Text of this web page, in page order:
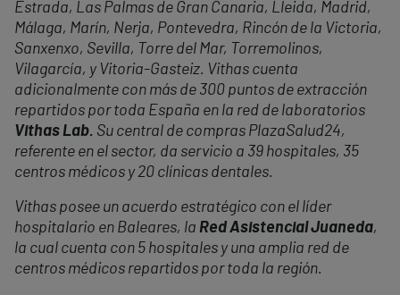
Estrada, Las Palmas de Gran Canaria, Lleida, Madrid,
Málaga, Marín, Nerja, Pontevedra, Rincón de la Victoria,
Sanxenxo, Sevilla, Torre del Mar, Torremolinos,
Vilagarcía, y Vitoria-Gasteiz. Vithas cuenta
adicionalmente con más de 300 puntos de extracción
repartidos por toda España en la red de laboratorios
Vithas Lab. Su central de compras PlazaSalud24,
referente en el sector, da servicio a 39 hospitales, 35
centros médicos y 20 clínicas dentales.
Vithas posee un acuerdo estratégico con el líder
hospitalario en Baleares, la Red Asistencial Juaneda,
la cual cuenta con 5 hospitales y una amplia red de
centros médicos repartidos por toda la región.